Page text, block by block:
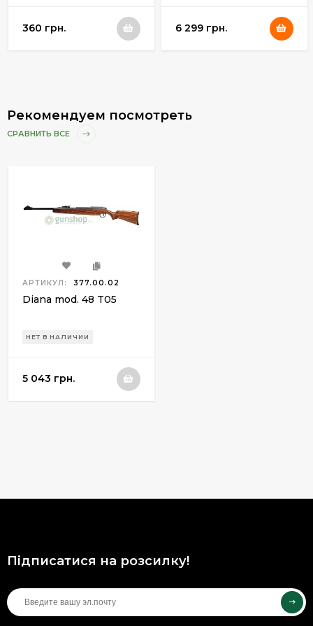
360 грн. 6 299 грн.
Рекомендуем посмотреть
СРАВНИТЬ ВСЕ
АРТИКУЛ: 377.00.02
Diana mod. 48 T05
НЕТ В НАЛИЧИИ
5 043 грн.
Підписатися на розсилку!